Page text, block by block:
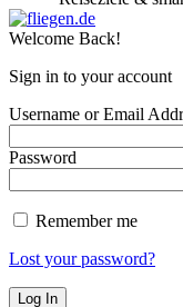
Welcome Back!
Sign in to your account
Username or Email
Password
Remember me
Lost your password?